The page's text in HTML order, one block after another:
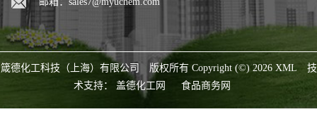
箴德化工科技（上海）有限公司 版权所有 Copyright (©) 2026 XML
技
术支持： 盖德化工网 食品商务网